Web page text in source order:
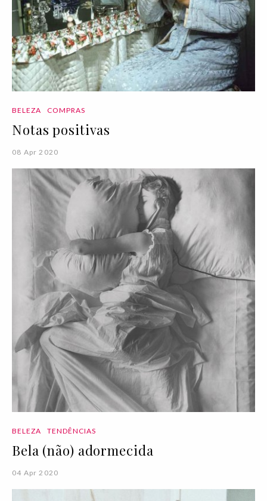
BELEZA COMPRAS
Notas positivas
08 Apr 2020
BELEZA TENDÊNCIAS
Bela (não) adormecida
04 Apr 2020